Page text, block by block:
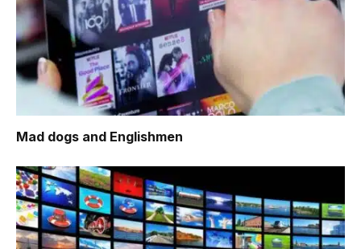
Mad dogs and Englishmen